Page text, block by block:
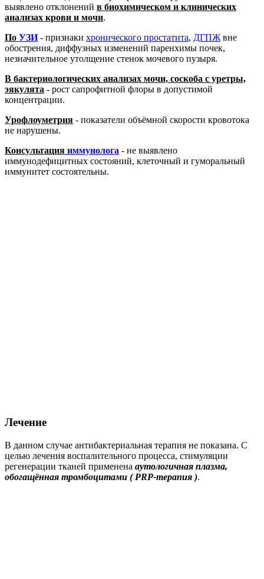
выявлено отклонений в биохимическом и клинических
анализах крови и мочи.
По УЗИ- признаки хронического простатита, ДГПЖ вне
обострения, диффузных изменений паренхимы почек,
незначительное утолщение стенок мочевого пузыря.
В бактериологических анализах мочи, соскоба с уретры,
эякулята - рост сапрофитной флоры в допустимой
концентрации.
Урофлоуметрия - показатели объёмной скорости кровотока
не нарушены.
Консультация иммунолога - не выявлено
иммунодефицитных состояний, клеточный и гуморальный
иммунитет состоятельны.
Лечение
В данном случае антибактериальная терапия не показана. С
целью лечения воспалительного процесса, стимуляции
регенерации тканей применена аутологичная плазма,
обогащённая тромбоцитами ( PRP-терапия ).